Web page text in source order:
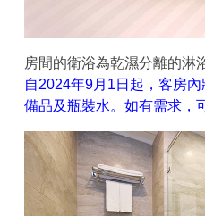
房間的衛浴為乾濕分離的淋
自2024年9月1日起，客房
備品及瓶裝水。如有需求，